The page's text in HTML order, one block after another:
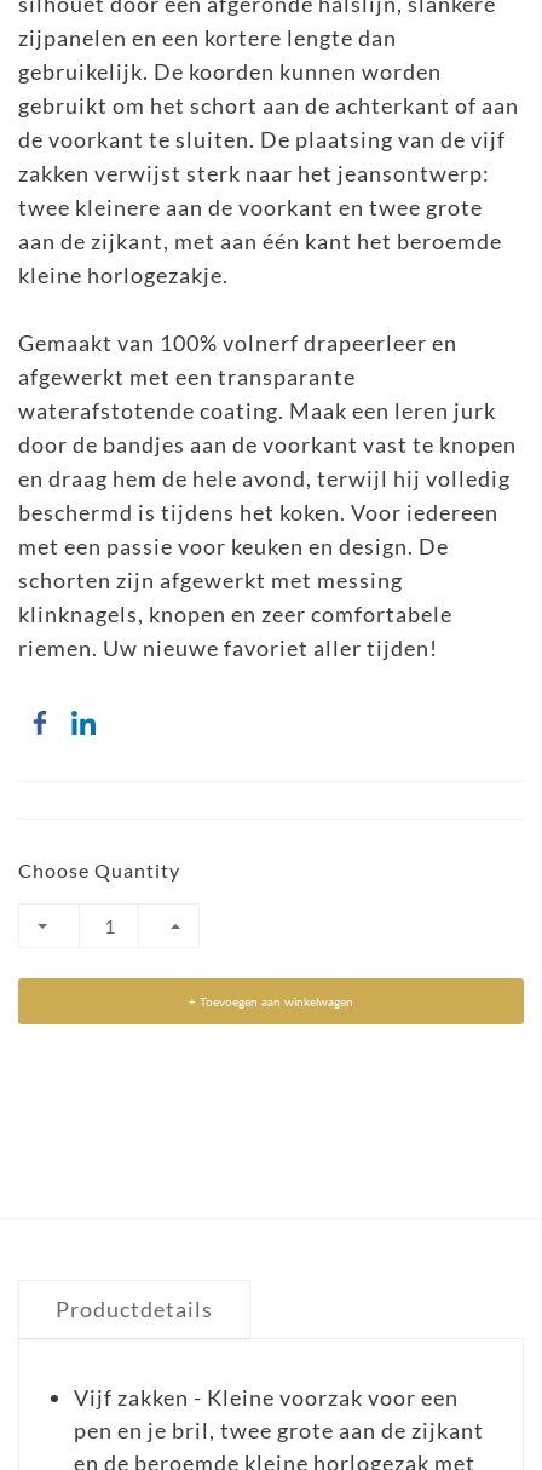
zijpanelen en een kortere lengte dan
gebruikelijk. De koorden kunnen worden
gebruikt om het schort aan de achterkant of aan
de voorkant te sluiten. De plaatsing van de vijf
zakken verwijst sterk naar het jeansontwerp:
twee kleinere aan de voorkant en twee grote
aan de zijkant, met aan één kant het beroemde
kleine horlogezakje.
Gemaakt van 100% volnerf drapeerleer en
afgewerkt met een transparante
waterafstotende coating. Maak een leren jurk
door de bandjes aan de voorkant vast te knopen
en draag hem de hele avond, terwijl hij volledig
beschermd is tijdens het koken. Voor iedereen
met een passie voor keuken en design. De
schorten zijn afgewerkt met messing
klinknagels, knopen en zeer comfortabele
riemen. Uw nieuwe favoriet aller tijden!
Choose Quantity
+ Toevoegen aan winkelwagen
Productdetails
Vijf zakken - Kleine voorzak voor een
pen en je bril, twee grote aan de zijkant
en de beroemde kleine horlogezak met